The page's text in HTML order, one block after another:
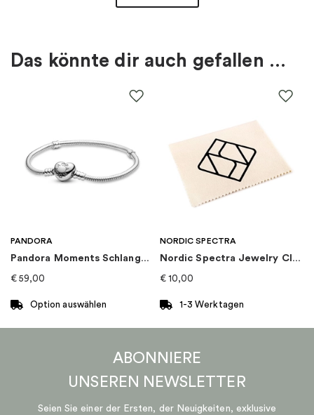
Das könnte dir auch gefallen …
PANDORA
Pandora Moments Schlangen-Gliederarmband mit Herz-Verschluss
€ 59,00
Option auswählen
NORDIC SPECTRA
Nordic Spectra Jewelry Cloth
€ 10,00
1-3 Werktagen
ABONNIERE
UNSEREN NEWSLETTER
Seien Sie einer der Ersten, der Neuigkeiten, exklusive